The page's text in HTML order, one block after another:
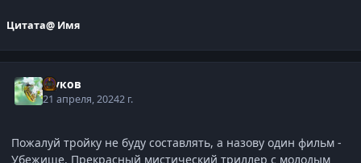
Цитата@ Имя
Жуков
21 апреля, 20242 г.
Пожалуй тройку не буду составлять, а назову один фильм -
Убежище. Прекрасный мистический триллер с молодым